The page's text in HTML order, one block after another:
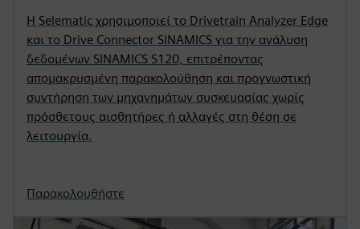
Η Selematic χρησιμοποιεί το Drivetrain Analyzer Edge
και το Drive Connector SINAMICS για την ανάλυση
δεδομένων SINAMICS S120, επιτρέποντας
απομακρυσμένη παρακολούθηση και προγνωστική
συντήρηση των μηχανημάτων συσκευασίας χωρίς
πρόσθετους αισθητήρες ή αλλαγές στη θέση σε
λειτουργία.
Παρακολουθήστε